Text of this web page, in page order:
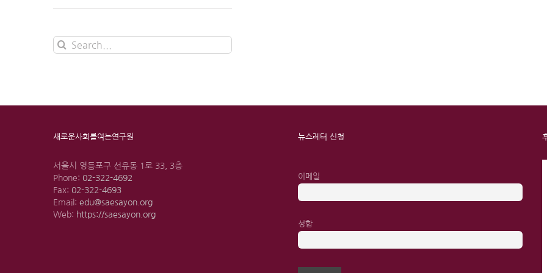
Search
for:
새로운사회를여는연구원
서울시 영등포구 선유동 1로 33, 3층
Phone: 02-322-4692
Fax: 02-322-4693
Email: edu@saesayon.org
Web: https://saesayon.org
뉴스레터 신청
이메일
성함